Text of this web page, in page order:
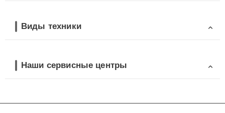
Виды техники
Наши сервисные центры